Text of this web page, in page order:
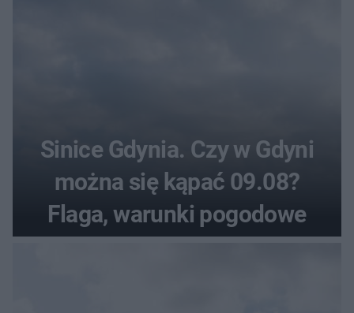
Sinice Gdynia. Czy w Gdyni
można się kąpać 09.08?
Flaga, warunki pogodowe